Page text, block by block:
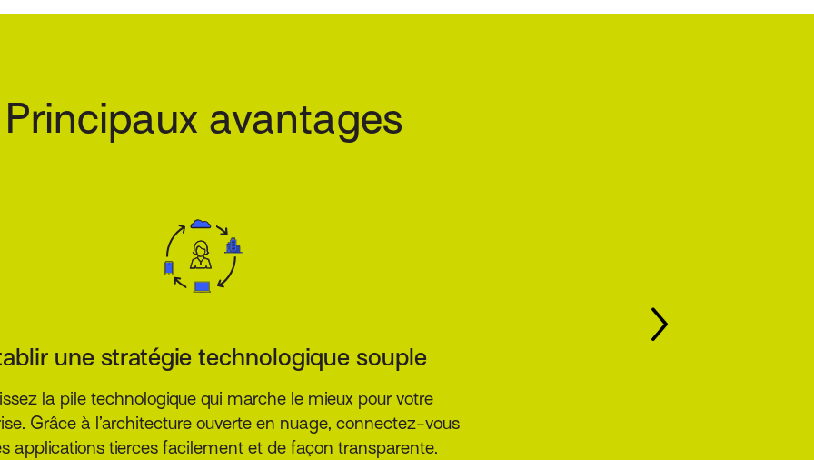
Principaux avantages
l’acquisition et la fidélisation de la clientèle
les clients d’assurance veulent interagir avec votre cabinet selon les
choix, que ce soit en ligne, en personne ou au bout du fil. Offrez-leur
harmonieuse, quel que soit le canal qu’ils choisissent.